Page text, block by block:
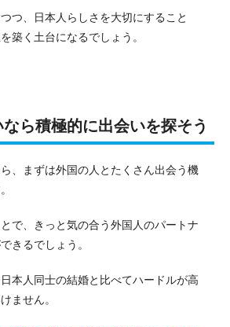
つ、日本人らしさを大切にすること
築く土台になるでしょう。
ら積極的に出会いを探そう
、まずは外国の人とたくさん出会う機
で、きっと気の合う外国人のパートナ
きるでしょう。
本人同士の結婚と比べてハードルが高
ません。